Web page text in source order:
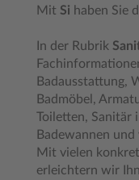
Mit Si haben Sie
In der Rubrik
Badausstattung,
Badmöbel,
Toiletten, Sanitär
Badewannen und
Mit vielen
erleichtern wir